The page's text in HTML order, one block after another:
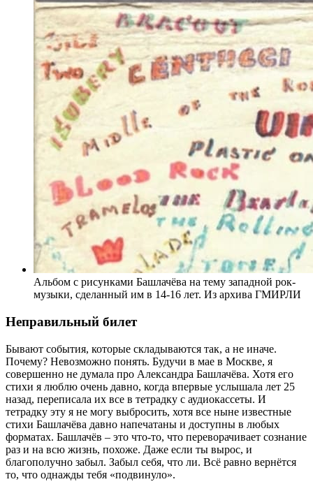
Альбом с рисунками Башлачёва на тему западной рок-
музыки, сделанный им в 14-16 лет. Из архива ГМИРЛИ
Неправильный билет
Бывают события, которые складываются так, а не иначе.
Почему? Невозможно понять. Будучи в мае в Москве, я
совершенно не думала про Александра Башлачёва. Хотя его
стихи я люблю очень давно, когда впервые услышала лет 25
назад, переписала их все в тетрадку с аудиокассеты. И
тетрадку эту я не могу выбросить, хотя все ныне известные
стихи Башлачёва давно напечатаны и доступны в любых
форматах. Башлачёв – это что-то, что переворачивает сознание
раз и на всю жизнь, похоже. Даже если ты вырос, и
благополучно забыл. Забыл себя, что ли. Всё равно вернётся
то, что однажды тебя «подвинуло».